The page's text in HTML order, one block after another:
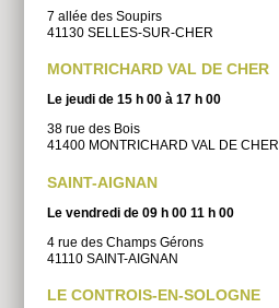
7 allée des Soupirs
41130 SELLES-SUR-CHER
MONTRICHARD VAL DE CHER
Le jeudi de 15 h 00 à 17 h 00
38 rue des Bois
41400 MONTRICHARD VAL DE CHER
SAINT-AIGNAN
Le vendredi de 09 h 00 11 h 00
4 rue des Champs Gérons
41110 SAINT-AIGNAN
LE CONTROIS-EN-SOLOGNE